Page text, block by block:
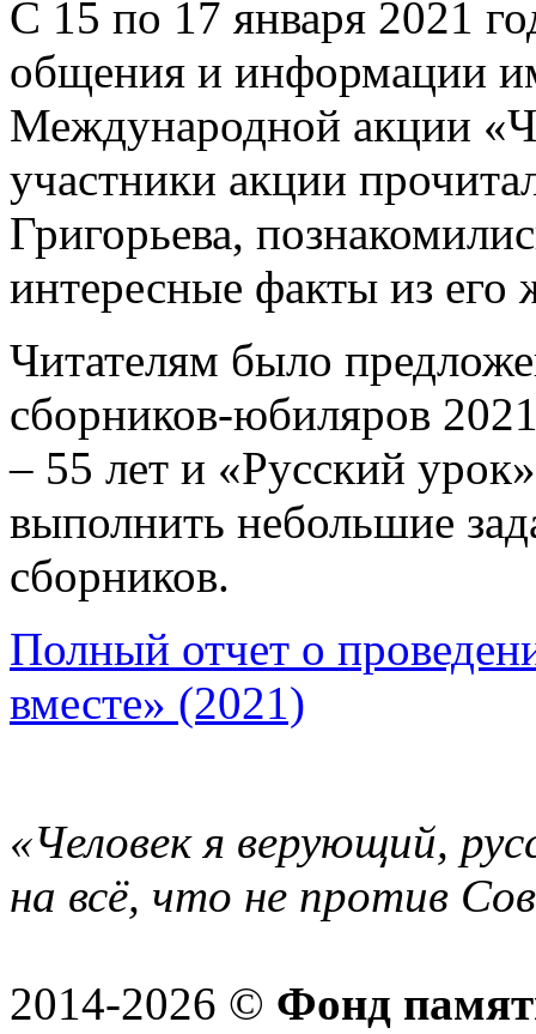
C 15 по 17 января 2021
общения и информации
Международной акции
участники акции
Григорьева,
интересные факты из его
Читателям было
сборников-юбиляров
– 55 лет и «Русский
выполнить небольшие
сборников.
Полный отчет о
вместе» (2021)
«Человек я верующий,
на всё, что не против
2014-2026 © Фонд